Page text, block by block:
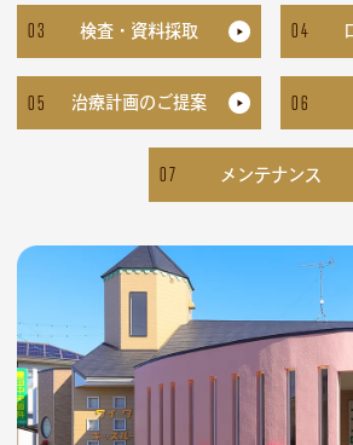
03 検査・資料採取 04
05 治療計画のご提案 06
07 メンテナンス